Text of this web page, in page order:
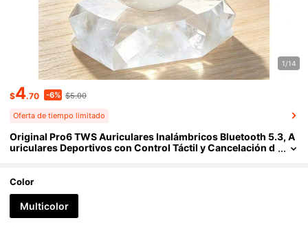
1/14
$4.70 -6% $5.00
Oferta de tiempo limitado
Original Pro6 TWS Auriculares Inalámbricos Bluetooth 5.3, A
uriculares Deportivos con Control Táctil y Cancelación d
Color
Multicolor